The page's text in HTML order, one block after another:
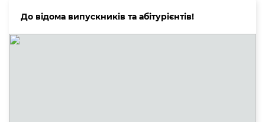
До відома випускників та абітурієнтів!